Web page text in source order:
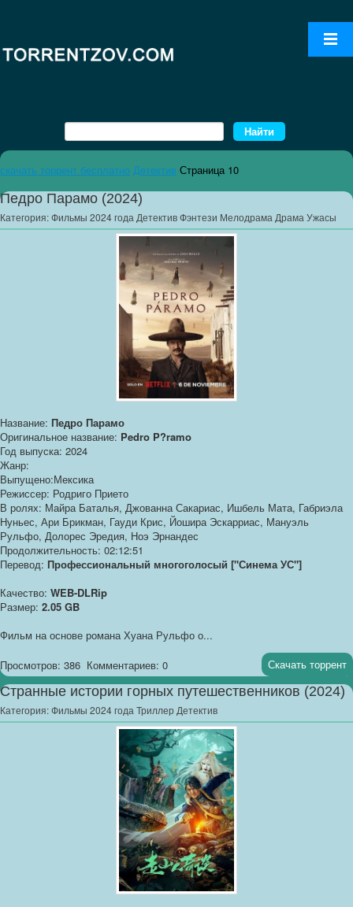
скачать торрент бесплатно Детектив Страница 10
Педро Парамо (2024)
Категория:Фильмы 2024 года Детектив Фэнтези Мелодрама Драма Ужасы
Название: Педро Парамо
Оригинальное название: Pedro P?ramo
Год выпуска: 2024
Жанр:
Выпущено:Мексика
Режиссер: Родриго Прието
В ролях: Майра Баталья, Джованна Сакариас, Ишбель Мата, Габриэла
Нуньес, Ари Брикман, Гауди Крис, Йошира Эскарриас, Мануэль
Рульфо, Долорес Эредия, Ноэ Эрнандес
Продолжительность: 02:12:51
Перевод: Профессиональный многоголосый ["Синема УС"]
Качество: WEB-DLRip
Размер: 2.05 GB
Фильм на основе романа Хуана Рульфо о...
Просмотров: 386 Комментариев: 0 Скачать торрент
Странные истории горных путешественников (2024)
Категория:Фильмы 2024 года Триллер Детектив